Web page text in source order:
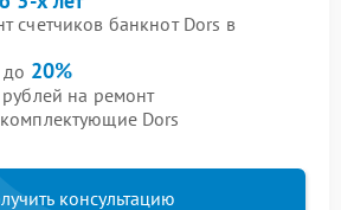
счетчиков банкнот Dors в
20%
на ремонт
Dors
консультацию